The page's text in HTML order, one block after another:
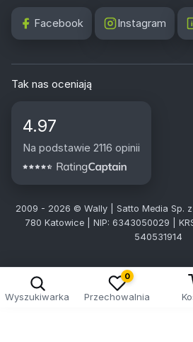
Facebook Instagram
Tak nas oceniają
4.97
Na podstawie 2116 opinii
2009 - 2026 © Wally | Satto Media Sp.
780 Katowice | NIP: 6343050029 |
540531914
Wyszukiwarka
0
Przechowalnia